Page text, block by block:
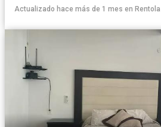
Actualizado hace más de 1 mes en Rentola